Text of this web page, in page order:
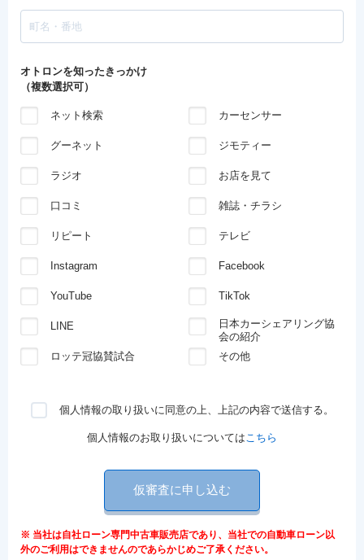
オトロンを知ったきっかけ
（複数選択可）
ネット検索 カーセンサー
グーネット ジモティー
ラジオ お店を見て
口コミ 雑誌・チラシ
リピート テレビ
Instagram Facebook
YouTube TikTok
LINE
日本カーシェアリング協
会の紹介
ロッテ冠協賛試合
その他
個人情報の取り扱いに同意の上、上記の内容で送信する。
個人情報のお取り扱いについてはこちら
仮審査に申し込む
※ 当社は自社ローン専門中古車販売店であり、当社での自動車ローン以
外のご利用はできませんのであらかじめご了承ください。